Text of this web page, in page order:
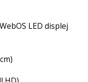
LED displej